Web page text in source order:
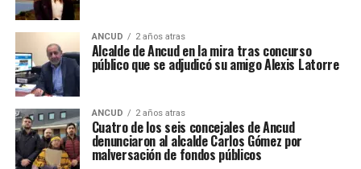
ANCUD 2 años atras
Alcalde de Ancud en la mira tras concurso
público que se adjudicó su amigo Alexis Latorre
ANCUD 2 años atras
Cuatro de los seis concejales de Ancud
denunciaron al alcalde Carlos Gómez por
malversación de fondos públicos